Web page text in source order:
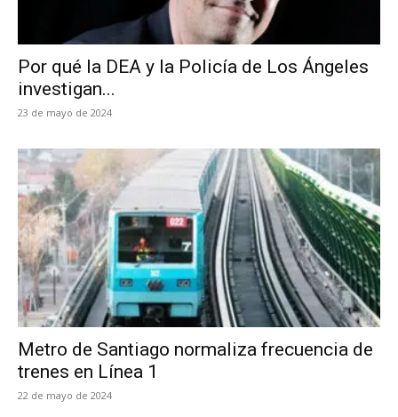
Por qué la DEA y la Policía de Los Ángeles
investigan...
23 de mayo de 2024
Metro de Santiago normaliza frecuencia de
trenes en Línea 1
22 de mayo de 2024